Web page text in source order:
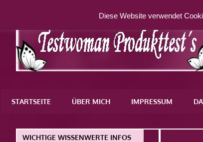
springen
WordPress-
STARTSEITE ÜBER MICH IMPRESSUM
WICHTIGE WISSENWERTE INFOS
Diese Website verwendet